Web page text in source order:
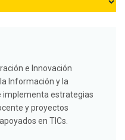
e Innovación
Información y la
implementa estrategias
y proyectos
en TICs.